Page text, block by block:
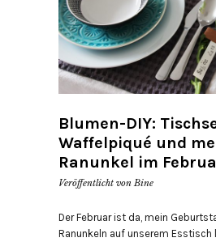
Blumen-DIY:
Waffelpiqué und
Ranunkel im
Veröffentlicht von Bine
Der Februar ist da, mein
Ranunkeln auf unserem